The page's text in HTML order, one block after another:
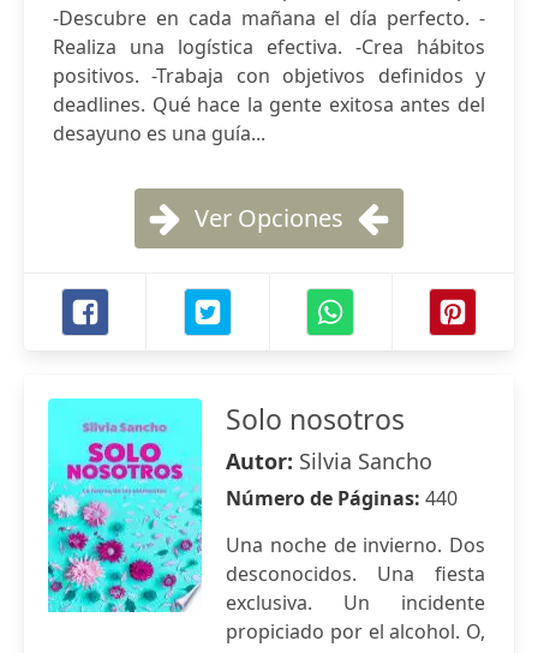
-Descubre en cada mañana el día perfecto. -
Realiza una logística efectiva. -Crea hábitos
positivos. -Trabaja con objetivos definidos y
deadlines. Qué hace la gente exitosa antes del
desayuno es una guía...
Ver Opciones
Solo nosotros
Autor: Silvia Sancho
Número de Páginas: 440
Una noche de invierno. Dos
desconocidos. Una fiesta
exclusiva. Un incidente
propiciado por el alcohol. O,